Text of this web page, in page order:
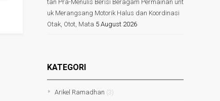
tan Pra-Menulis Berisi Beragam Permainan unt
uk Merangsang Motorik Halus dan Koordinasi
Otak, Otot, Mata 5 August 2026
KATEGORI
Arikel Ramadhan (3)